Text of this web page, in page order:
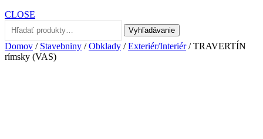
CLOSE
Vyhľadávanie
Domov / Stavebniny /Obklady /Exteriér/Interiér/ TRAVERTÍN
rímsky (VAS)